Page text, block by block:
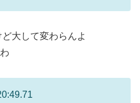
大して変わらんよ